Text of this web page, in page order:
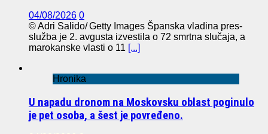
04/08/2026 0
© Adri Salido/ Getty Images Španska vladina pres-
služba je 2. avgusta izvestila o 72 smrtna slučaja, a
marokanske vlasti o 11 [...]
Hronika
U napadu dronom na Moskovsku oblast poginulo
je pet osoba, a šest je povređeno.